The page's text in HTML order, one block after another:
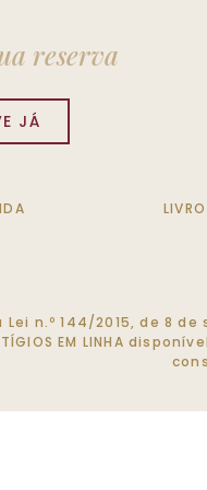
reserva
JÁ
Lei n.º 144/2015, de 8
EM LINHA